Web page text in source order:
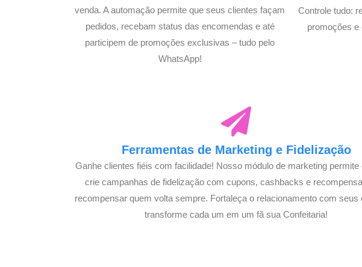
venda. A automação permite que seus clientes façam
pedidos, recebam status das encomendas e até
participem de promoções exclusivas – tudo pelo
WhatsApp!
Controle tudo:
promoções e
Ferramentas de Marketing e Fidelização
Ganhe clientes fiéis com facilidade! Nosso módulo de marketing permite
crie campanhas de fidelização com cupons, cashbacks e
recompensar quem volta sempre. Fortaleça o relacionamento com seus
transforme cada um em um fã sua Confeitaria!